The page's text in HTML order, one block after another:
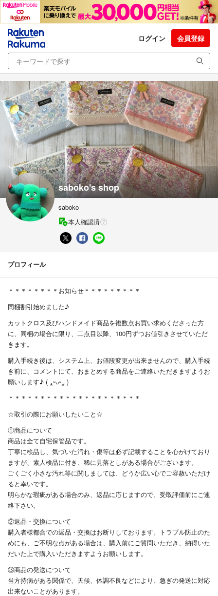
ログイン 会員登録
saboko's shop
saboko
本人確認済
プロフィール
＊＊＊＊＊＊＊＊お知らせ＊＊＊＊＊＊＊＊＊
同梱割引始めました♪
カットクロス及びハンドメイド商品を複数点お買い求めくださった方
に、同梱の場合に限り、二点目以降、100円ずつお値引きさせていただ
きます。
購入手続き後は、システム上、お値段変更が出来ませんので、購入手続
き前に、コメントにて、おまとめする商品をご連絡いただきますようお
願いします♪ ( ⁎ᵕᴗᵕ⁎ )
＊＊＊＊＊＊＊＊＊＊＊＊＊＊＊＊＊＊＊＊＊
☆取引の際にお願いしたいこと☆
①商品について
商品は全て自宅保管品です。
丁寧に検品し、気づいた汚れ・傷等は必ず記載することを心がけており
ますが、素人検品に付き、稀に見落としがある場合がございます。
ごくごく小さな汚れ等に関しましては、どうか広い心でご容赦いただけ
ると幸いです。
明らかな瑕疵がある場合のみ、返品に応じますので、受取評価前にご連
絡下さい。
②返品・交換について
購入者様都合での返品・交換はお断りしております。トラブル防止のた
めにも、ご不明な点がある場合は、購入前にご質問いただき、納得いた
だいた上で購入いただきますようお願いします。
③商品の発送について
当方持病がある関係で、天候、体調不良などにより、急ぎの発送に対応
出来ないことがあります。